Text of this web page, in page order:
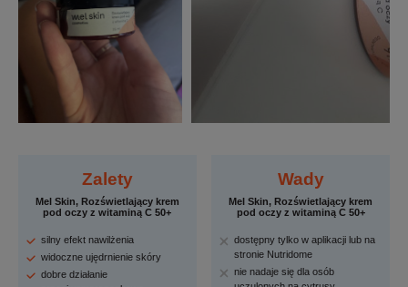
Zalety
Mel Skin, Rozświetlający krem
pod oczy z witaminą C 50+
silny efekt nawilżenia
widoczne ujędrnienie skóry
dobre działanie
Wady
Mel Skin, Rozświetlający krem
pod oczy z witaminą C 50+
dostępny tylko w aplikacji lub na
stronie Nutridome
nie nadaje się dla osób